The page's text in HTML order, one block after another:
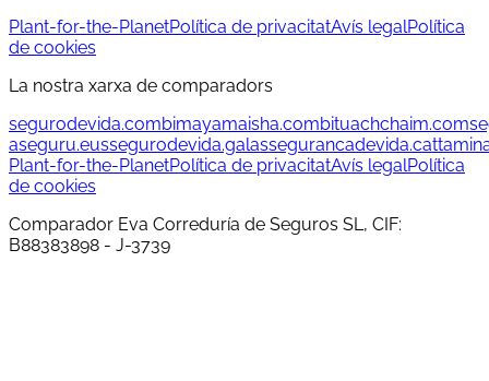
Plant-for-the-PlanetPolítica de privacitatAvís legalPolítica
de cookies
La nostra xarxa de comparadors
segurodevida.combimayamaisha.combituachchaim.com
aseguru.eussegurodevida.galassegurancadevida.cat
Plant-for-the-PlanetPolítica de privacitatAvís legalPolítica
de cookies
Comparador Eva Correduría de Seguros SL, CIF:
B88383898 - J-3739